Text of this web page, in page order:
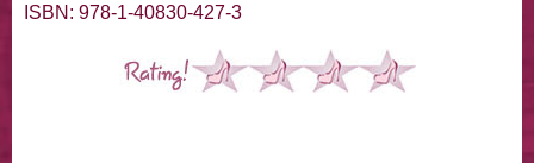
ISBN: 978-1-40830-427-3